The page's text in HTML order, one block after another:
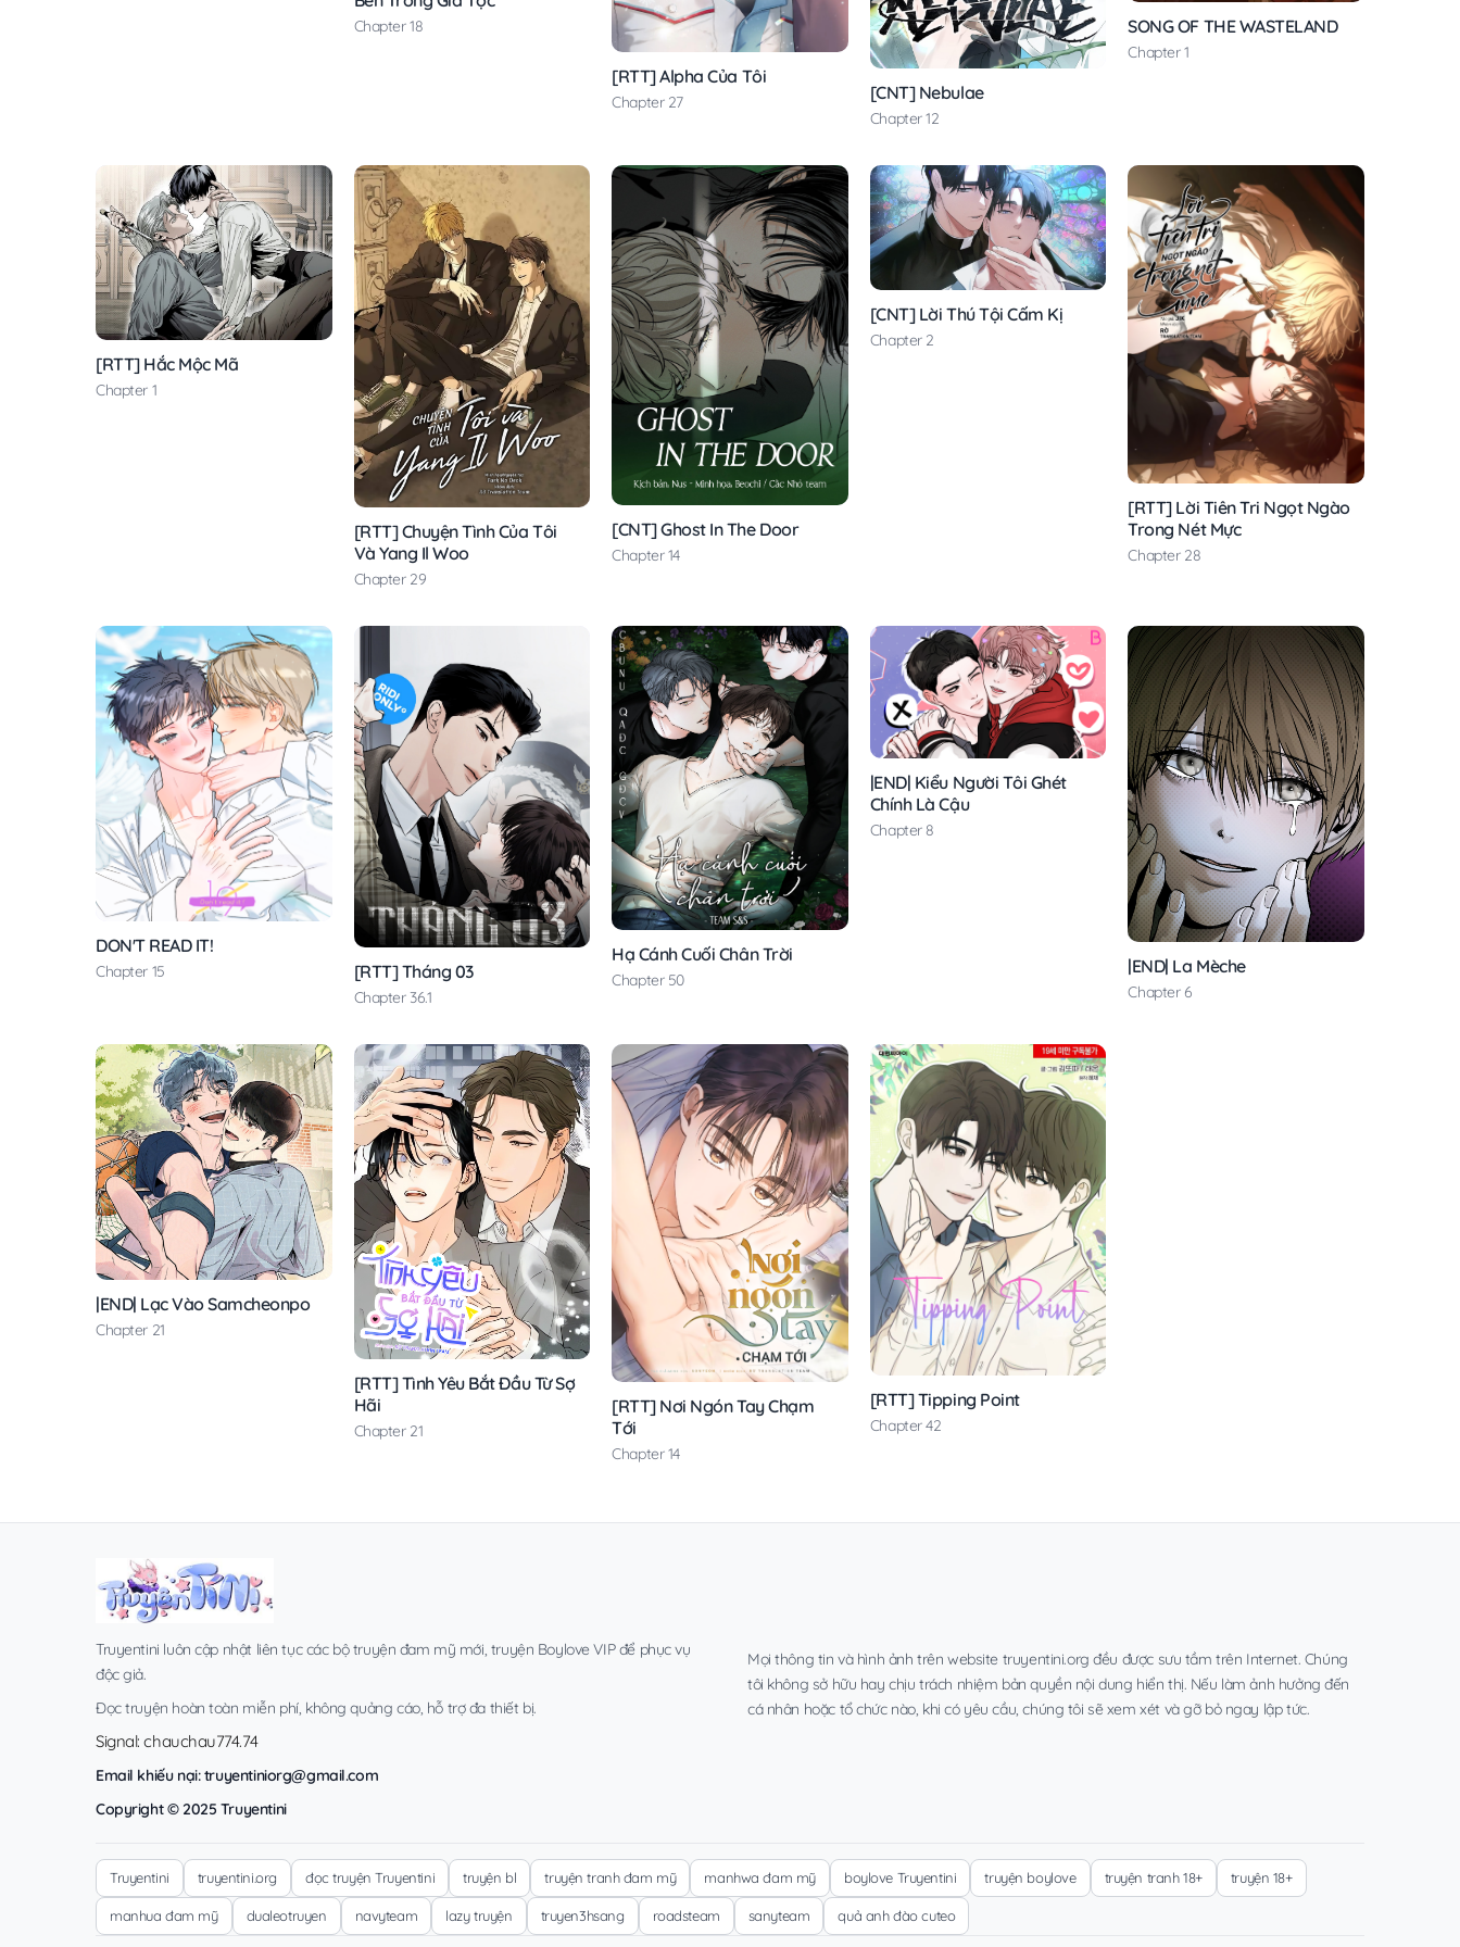
Chapter 18
[RTT] Alpha Của Tôi
Chapter 27 [CNT] Nebulae
Chapter 12
SONG OF THE WASTELAND
Chapter 1
[RTT] Hắc Mộc Mã
Chapter 1
[RTT] Chuyện Tình Của Tôi
Và Yang Il Woo
Chapter 29
[CNT] Ghost In The Door
Chapter 14
[CNT] Lời Thú Tội Cấm Kị
Chapter 2
[RTT] Lời Tiên Tri Ngọt Ngào
Trong Nét Mực
Chapter 28
DON'T READ IT!
Chapter 15 [RTT] Tháng 03
Chapter 36.1
Hạ Cánh Cuối Chân Trời
Chapter 50
|END| Kiểu Người Tôi Ghét
Chính Là Cậu
Chapter 8
|END| La Mèche
Chapter 6
|END| Lạc Vào Samcheonpo
Chapter 21
[RTT] Tình Yêu Bắt Đầu Từ Sợ
Hãi
Chapter 21
[RTT] Nơi Ngón Tay Chạm
Tới
Chapter 14
[RTT] Tipping Point
Chapter 42
Truyentini luôn cập nhật liên tục các bộ truyện đam mỹ mới, truyện Boylove VIP để phục vụ
độc giả.
Đọc truyện hoàn toàn miễn phí, không quảng cáo, hỗ trợ đa thiết bị.
Signal: chauchau774.74
Email khiếu nại:truyentiniorg@gmail.com
Copyright © 2025 Truyentini
Mọi thông tin và hình ảnh trên website truyentini.org đều được sưu tầm trên Internet. Chúng
tôi không sở hữu hay chịu trách nhiệm bản quyền nội dung hiển thị. Nếu làm ảnh hưởng đến
cá nhân hoặc tổ chức nào, khi có yêu cầu, chúng tôi sẽ xem xét và gỡ bỏ ngay lập tức.
Truyentini truyentini.org đọc truyện Truyentini truyện bl truyện tranh đam mỹ manhwa đam mỹ boylove Truyentini truyện boylove truyện tranh 18+ truyện 18+
manhua đam mỹ dualeotruyen navyteam lazy truyện truyen3hsang roadsteam sanyteam quả anh đào cuteo